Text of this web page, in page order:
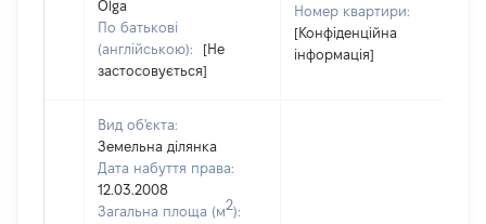
Olga
По батькові
(англійською):
[Не
застосовується]
Номер квартири:
[Конфіденційна
інформація]
Вид об'єкта:
Земельна ділянка
Дата набуття права:
12.03.2008
Загальна площа (м2):